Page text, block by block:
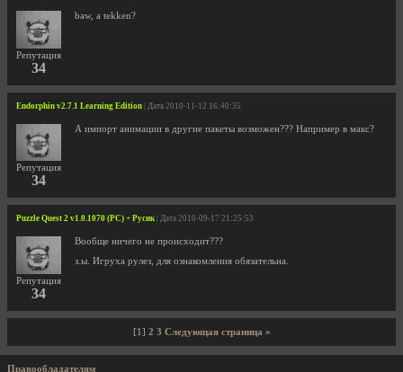
Репутация
34
baw, а tekken?
Endorphin v2.7.1 Learning Edition | Дата 2010-11-12 16:40:35
Репутация
34
А импорт анимации в другие пакеты возможен??? Например в макс?
Puzzle Quest 2 v1.0.1070 (PC) + Русик | Дата 2010-09-17 21:25:53
Репутация
34
Вообще ничего не происходит???
з.ы. Игруха рулез, для ознакомления обязательна.
[1] 2 3 Следующая страница »
Правообладателям